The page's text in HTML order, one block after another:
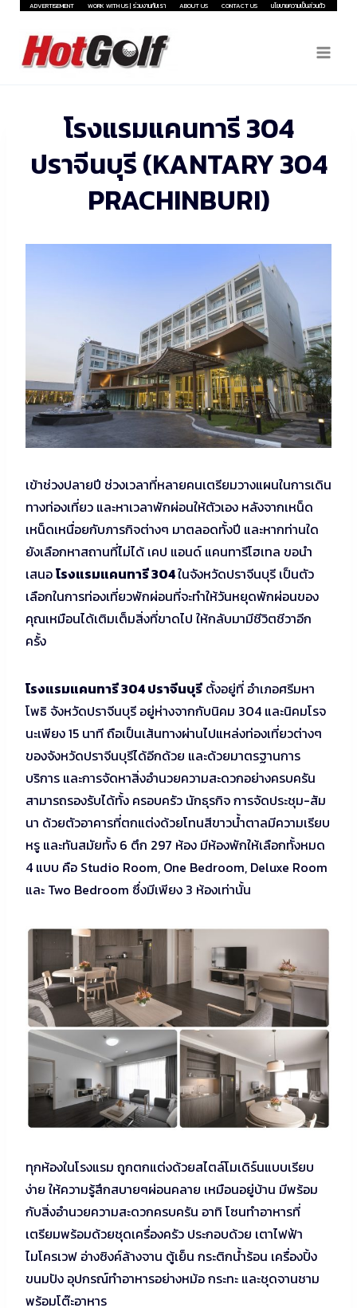
Skip
content
ADVERTISEMENT WORK WITH US | ร่วมงานกับเรา ABOUT US CONTACT US นโยบายความเป็นส่วนตัว
โรงแรมแคนทารี 304
ปราจีนบุรี (KANTARY 304
PRACHINBURI)
เข้าช่วงปลายปี ช่วงเวลาที่หลายคนเตรียมวางแผนในการเดิน
ทางท่องเที่ยว และหาเวลาพักผ่อนให้ตัวเอง หลังจากเหน็ด
เหน็ดเหนื่อยกับภารกิจต่างๆ มาตลอดทั้งปี และหากท่านใด
ยังเลือกหาสถานที่ไม่ได้ เคป แอนด์ แคนทารีโฮเทล ขอนำ
เสนอโรงแรมแคนทารี304ในจังหวัดปราจีนบุรี เป็นตัว
เลือกในการท่องเที่ยวพักผ่อนที่จะทำให้วันหยุดพักผ่อนของ
คุณเหมือนได้เติมเต็มสิ่งที่ขาดไป ให้กลับมามีชีวิตชีวาอีก
ครั้ง
โรงแรมแคนทารี 304 ปราจีนบุรี ตั้งอยู่ที่ อำเภอศรีมหา
โพธิ จังหวัดปราจีนบุรี อยู่ห่างจากกับนิคม 304 และนิคมโรจ
นะเพียง 15 นาที ถือเป็นเส้นทางผ่านไปแหล่งท่องเที่ยวต่างๆ
ของจังหวัดปราจีนบุรีได้อีกด้วย และด้วยมาตรฐานการ
บริการ และการจัดหาสิ่งอำนวยความสะดวกอย่างครบครัน
สามารถรองรับได้ทั้ง ครอบครัว นักธุรกิจ การจัดประชุม-สัม
นา ด้วยตัวอาคารที่ตกแต่งด้วยโทนสีขาวน้ำตาลมีความเรียบ
หรู และทันสมัยทั้ง 6 ตึก 297 ห้อง มีห้องพักให้เลือกทั้งหมด
4 แบบ คือ Studio Room, One Bedroom, Deluxe Room
และ Two Bedroom ซึ่งมีเพียง 3 ห้องเท่านั้น
ทุกห้องในโรงแรม ถูกตกแต่งด้วยสไตล์โมเดิร์นแบบเรียบ
ง่าย ให้ความรู้สึกสบายๆผ่อนคลาย เหมือนอยู่บ้าน มีพร้อม
กับสิ่งอำนวยความสะดวกครบครัน อาทิ โซนทำอาหารที่
เตรียมพร้อมด้วยชุดเครื่องครัว ประกอบด้วย เตาไฟฟ้า
ไมโครเวฟ อ่างซิงค์ล้างจาน ตู้เย็น กระติกน้ำร้อน เครื่องปิ้ง
ขนมปัง อุปกรณ์ทำอาหารอย่างหม้อ กระทะ และชุดจานชาม
พร้อมโต๊ะอาหาร